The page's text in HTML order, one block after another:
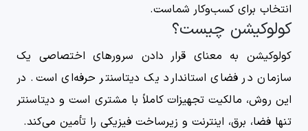
انتخاب برای کسب‌وکار شماست.
کولوکیشن چیست؟
کولوکیشن به معنای قرار دادن سرورهای اختصاصی یک
سازمان در فضای استاندارد یک دیتاسنتر حرفه‌ای است. در
این روش، مالکیت تجهیزات کاملاً با مشتری است و دیتاسنتر
تنها فضا، برق، اینترنت و زیرساخت فیزیکی را تأمین می‌کند.